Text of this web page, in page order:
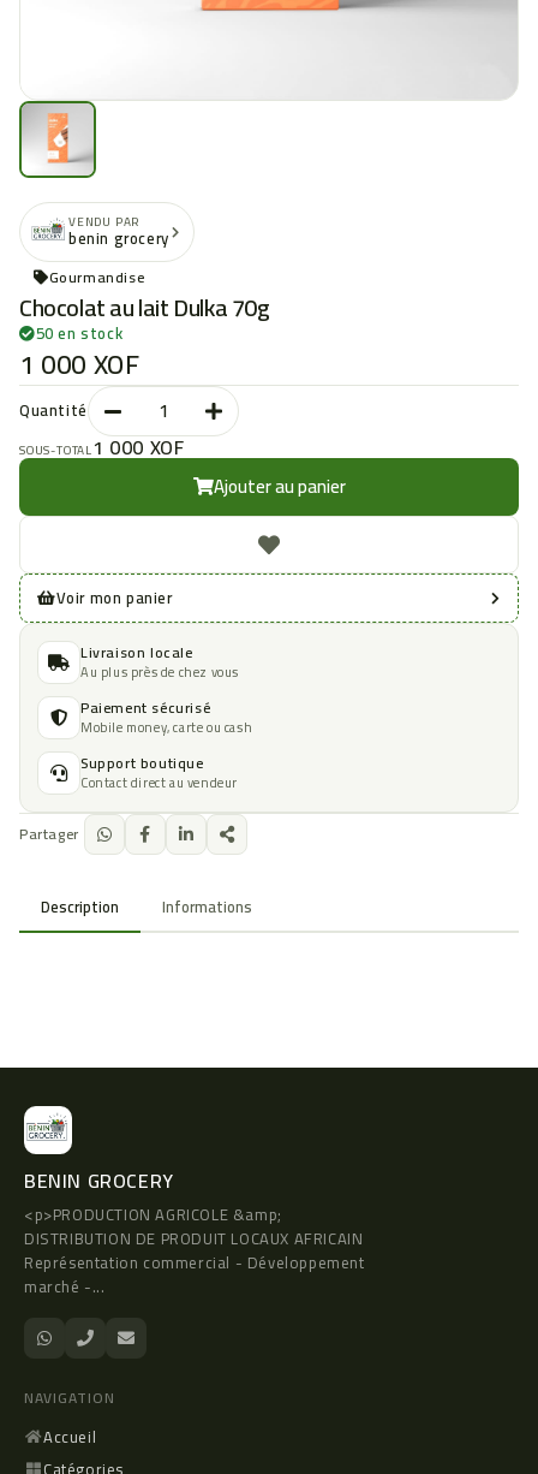
VENDU PAR
benin grocery
Gourmandise
Chocolat au lait Dulka 70g
50 en stock
1 000 XOF
Quantité
SOUS-TOTAL1 000 XOF
Ajouter au panier
Voir mon panier
Livraison locale
Au plus près de chez vous
Paiement sécurisé
Mobile money, carte ou cash
Support boutique
Contact direct au vendeur
Partager
Description Informations
BENIN GROCERY
<p>PRODUCTION AGRICOLE &amp;
DISTRIBUTION DE PRODUIT LOCAUX AFRICAIN
Représentation commercial - Développement
marché -...
NAVIGATION
Accueil